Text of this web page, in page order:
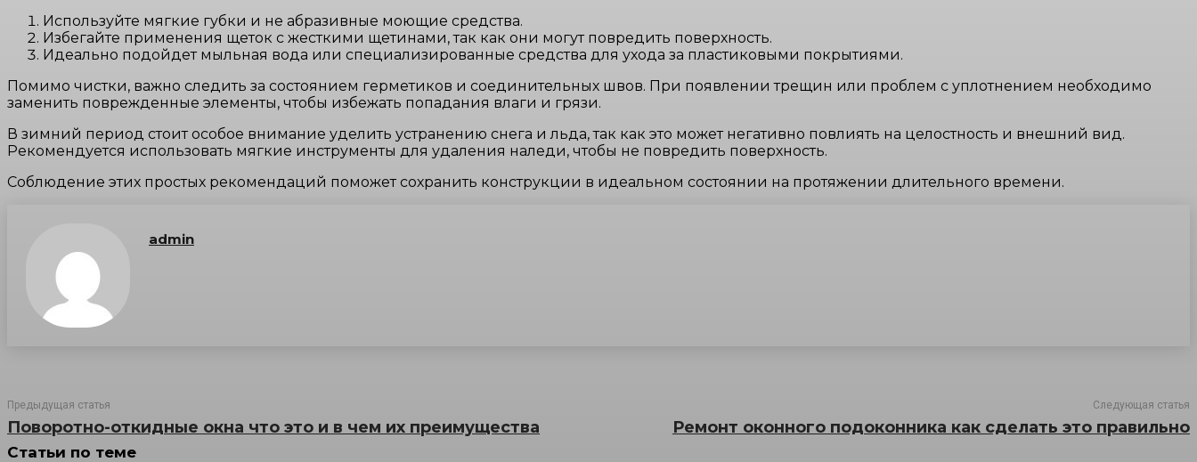
Используйте мягкие губки и не абразивные моющие средства.
Избегайте применения щеток с жесткими щетинами, так как они могут повредить поверхность.
Идеально подойдет мыльная вода или специализированные средства для ухода за пластиковыми покрытиями.
Помимо чистки, важно следить за состоянием герметиков и соединительных швов. При появлении трещин или проблем с уплотнением необходимо
заменить поврежденные элементы, чтобы избежать попадания влаги и грязи.
В зимний период стоит особое внимание уделить устранению снега и льда, так как это может негативно повлиять на целостность и внешний вид.
Рекомендуется использовать мягкие инструменты для удаления наледи, чтобы не повредить поверхность.
Соблюдение этих простых рекомендаций поможет сохранить конструкции в идеальном состоянии на протяжении длительного времени.
admin
Предыдущая статья
Поворотно-откидные окна что это и в чем их преимущества
Следующая статья
Ремонт оконного подоконника как сделать это правильно
Статьи по теме